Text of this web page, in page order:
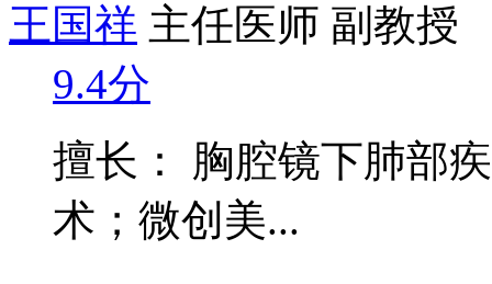
王国祥 主任医师 副教授
9.4分
擅长： 胸腔镜下肺部
术；微创美...